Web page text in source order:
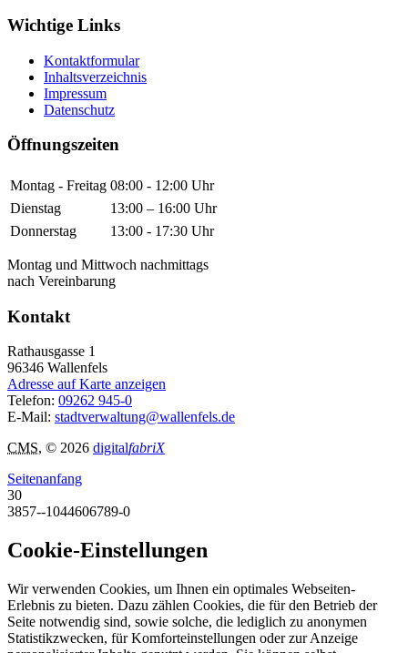
Wichtige Links
Kontaktformular
Inhaltsverzeichnis
Impressum
Datenschutz
Öffnungszeiten
Montag - Freitag 08:00 - 12:00 Uhr
Dienstag
13:00 – 16:00 Uhr
Donnerstag
13:00 - 17:30 Uhr
Montag und Mittwoch nachmittags
nach Vereinbarung
Kontakt
Rathausgasse 1
96346 Wallenfels
Adresse auf Karte anzeigen
Telefon: 09262 945-0
E-Mail: stadtverwaltung@wallenfels.de
CMS, © 2026 digitalfabriX
Seitenanfang
30
3857--1044606789-0
Cookie-Einstellungen
Wir verwenden Cookies, um Ihnen ein optimales Webseiten-
Erlebnis zu bieten. Dazu zählen Cookies, die für den Betrieb der
Seite notwendig sind, sowie solche, die lediglich zu anonymen
Statistikzwecken, für Komforteinstellungen oder zur Anzeige